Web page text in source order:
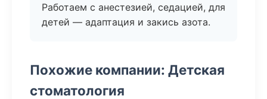
Работаем с анестезией, седацией, для
детей — адаптация и закись азота.
Похожие компании: Детская
стоматология